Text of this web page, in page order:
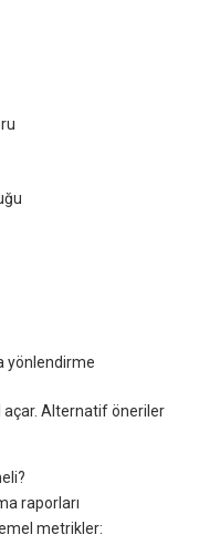
yönlendirme
açar. Alternatif öneriler
raporları
metrikler: